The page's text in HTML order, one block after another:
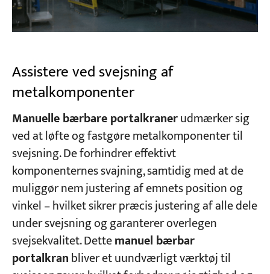
Assistere ved svejsning af
metalkomponenter
Manuelle bærbare portalkranerudmærker sig
ved at løfte og fastgøre metalkomponenter til
svejsning. De forhindrer effektivt
komponenternes svajning, samtidig med at de
muliggør nem justering af emnets position og
vinkel – hvilket sikrer præcis justering af alle dele
under svejsning og garanterer overlegen
svejsekvalitet. Dettemanuel bærbar
portalkranbliver et uundværligt værktøj til